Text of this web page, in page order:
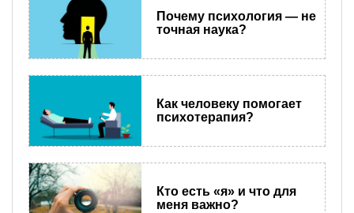
Почему психология — не
точная наука?
Как человеку помогает
психотерапия?
Кто есть «я» и что для
меня важно?